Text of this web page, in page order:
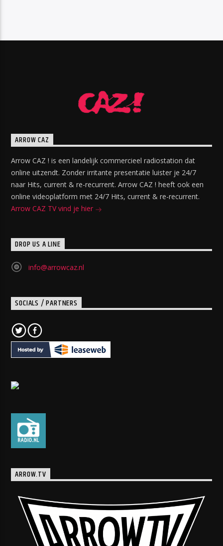
ARROW CAZ
Arrow CAZ ! is een landelijk commercieel radiostation dat
online uitzendt. Zonder irritante presentatie luister je 24/7
naar Hits, current & re-recurrent. Arrow CAZ ! heeft ook een
online videoplatform met 24/7 Hits, current & re-recurrent.
Arrow CAZ TV vind je hier
DROP US A LINE
info@arrowcaz.nl
SOCIALS / PARTNERS
ARROW.TV